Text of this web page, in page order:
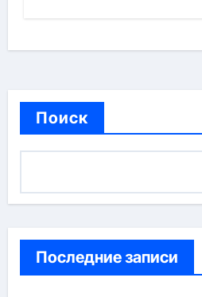
Поиск
Последние записи